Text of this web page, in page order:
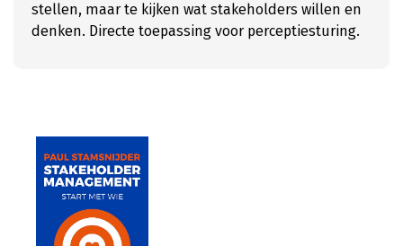
stellen, maar te kijken wat stakeholders willen en
denken. Directe toepassing voor perceptiesturing.